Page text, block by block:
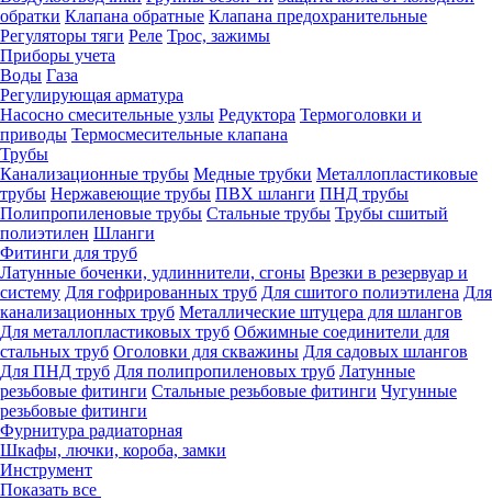
обратки Клапана обратные Клапана предохранительные
Регуляторы тяги Реле Трос, зажимы
Приборы учета
Воды Газа
Регулирующая арматура
Насосно смесительные узлы Редуктора Термоголовки и
приводы Термосмесительные клапана
Трубы
Канализационные трубы Медные трубки Металлопластиковые
трубы Нержавеющие трубы ПВХ шланги ПНД трубы
Полипропиленовые трубы Стальные трубы Трубы сшитый
полиэтилен Шланги
Фитинги для труб
Латунные боченки, удлиннители, сгоны Врезки в резервуар и
систему Для гофрированных труб Для сшитого полиэтилена Для
канализационных труб Металлические штуцера для шлангов
Для металлопластиковых труб Обжимные соединители для
стальных труб Оголовки для скважины Для садовых шлангов
Для ПНД труб Для полипропиленовых труб Латунные
резьбовые фитинги Стальные резьбовые фитинги Чугунные
резьбовые фитинги
Фурнитура радиаторная
Шкафы, лючки, короба, замки
Инструмент
Показать все